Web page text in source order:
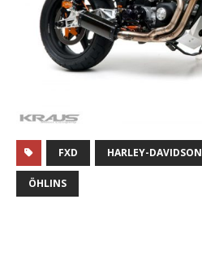
FXD HARLEY-DAVIDSON
ÖHLINS